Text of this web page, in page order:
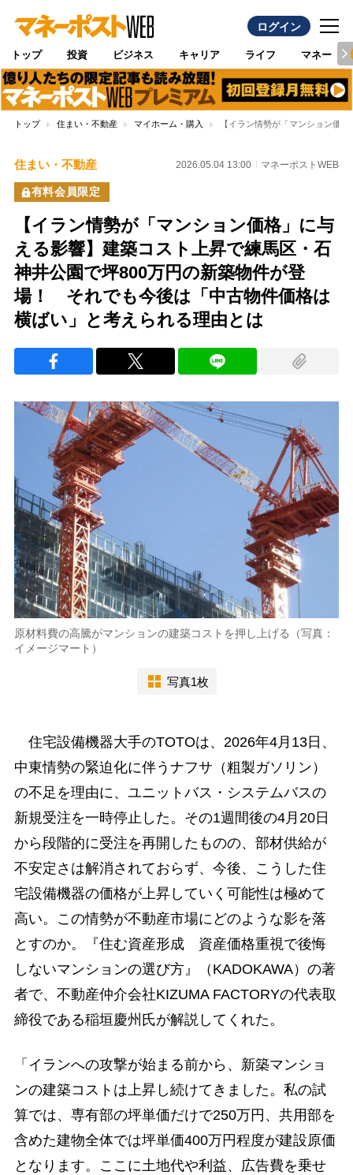
ログイン
トップ 投資 ビジネス キャリア ライフ マネー
トップ 住まい・不動産 マイホーム・購入 【イラン情勢が「マンション価
住まい・不動産 2026.05.04 13:00 マネーポストWEB
有料会員限定
【イラン情勢が「マンション価格」に与
える影響】建築コスト上昇で練馬区・石
神井公園で坪800万円の新築物件が登
場！ それでも今後は「中古物件価格は
横ばい」と考えられる理由とは
原材料費の高騰がマンションの建築コストを押し上げる（写真：
イメージマート）
写真1枚
住宅設備機器大手のTOTOは、2026年4月13日、
中東情勢の緊迫化に伴うナフサ（粗製ガソリン）
の不足を理由に、ユニットバス・システムバスの
新規受注を一時停止した。その1週間後の4月20日
から段階的に受注を再開したものの、部材供給が
不安定さは解消されておらず、今後、こうした住
宅設備機器の価格が上昇していく可能性は極めて
高い。この情勢が不動産市場にどのような影を落
とすのか。『住む資産形成 資産価格重視で後悔
しないマンションの選び方』（KADOKAWA）の著
者で、不動産仲介会社KIZUMA FACTORYの代表取
締役である稲垣慶州氏が解説してくれた。
「イランへの攻撃が始まる前から、新築マンショ
ンの建築コストは上昇し続けてきました。私の試
算では、専有部の坪単価だけで250万円、共用部を
含めた建物全体では坪単価400万円程度が建設原価
となります。ここに土地代や利益、広告費を乗せ